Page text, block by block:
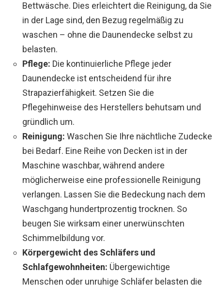
Bettwäsche. Dies erleichtert die Reinigung, da Sie
in der Lage sind, den Bezug regelmäßig zu
waschen – ohne die Daunendecke selbst zu
belasten.
Pflege: Die kontinuierliche Pflege jeder
Daunendecke ist entscheidend für ihre
Strapazierfähigkeit. Setzen Sie die
Pflegehinweise des Herstellers behutsam und
gründlich um.
Reinigung: Waschen Sie Ihre nächtliche Zudecke
bei Bedarf. Eine Reihe von Decken ist in der
Maschine waschbar, während andere
möglicherweise eine professionelle Reinigung
verlangen. Lassen Sie die Bedeckung nach dem
Waschgang hundertprozentig trocknen. So
beugen Sie wirksam einer unerwünschten
Schimmelbildung vor.
Körpergewicht des Schläfers und
Schlafgewohnheiten: Übergewichtige
Menschen oder unruhige Schläfer belasten die